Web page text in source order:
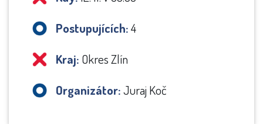
Postupujících:4
Kraj: Okres Zlín
Organizátor:Juraj Koč